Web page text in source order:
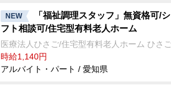
NEW
「福祉調理スタッフ」無資格可/シ
フト相談可/住宅型有料老人ホーム
医療法人ひさご/住宅型有料老人ホーム ひさ
時給1,140円
アルバイト・パート / 愛知県